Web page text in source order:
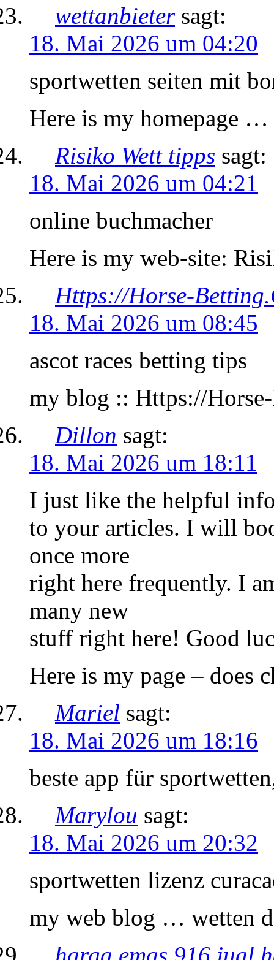
wettanbieter sagt:
18. Mai 2026 um 04:20
sportwetten seiten mit
Here is my homepage …
Risiko Wett tipps sagt:
18. Mai 2026 um 04:21
online buchmacher
Here is my web-site:
Https://Horse-
18. Mai 2026 um 08:45
ascot races betting tips​
my blog :: Https://
Dillon sagt:
18. Mai 2026 um 18:11
I just like the helpful
to your articles. I will
once more
right here frequently. I
many new
stuff right here! Good
Here is my page – does
Mariel sagt:
18. Mai 2026 um 18:16
beste app für
Marylou sagt:
18. Mai 2026 um 20:32
sportwetten lizenz
my web blog … wetten